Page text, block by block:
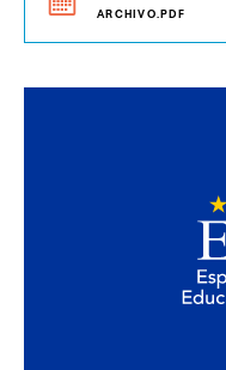
ARCHIVO.PDF